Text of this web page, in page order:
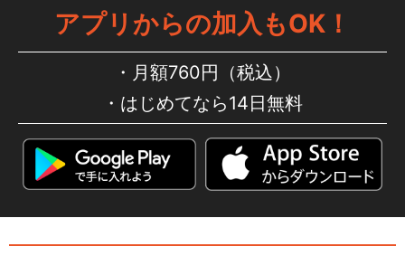
アプリからの加入もOK！
月額760円（税込）
はじめてなら14日無料